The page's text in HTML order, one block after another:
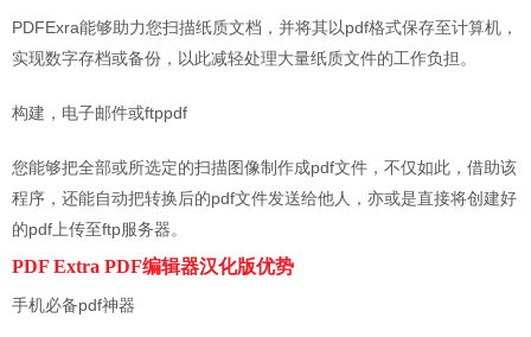
PDFExra能够助力您扫描纸质文档，并将其以pdf格式保存至计算机，
实现数字存档或备份，以此减轻处理大量纸质文件的工作负担。
构建，电子邮件或ftppdf
您能够把全部或所选定的扫描图像制作成pdf文件，不仅如此，借助该
程序，还能自动把转换后的pdf文件发送给他人，亦或是直接将创建好
的pdf上传至ftp服务器。
PDF Extra PDF编辑器汉化版优势
手机必备pdf神器